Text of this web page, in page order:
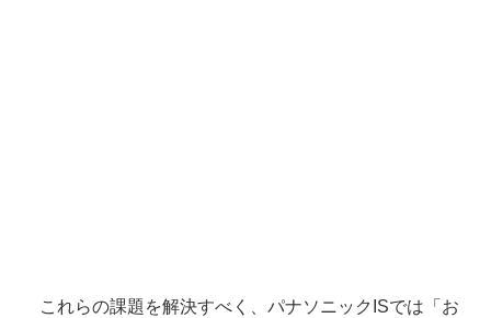
これらの課題を解決すべく、パナソニックISでは「お